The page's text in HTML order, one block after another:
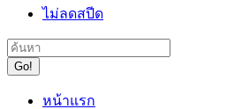
ไม่ลดสปีด
Search:
หน้าแรก